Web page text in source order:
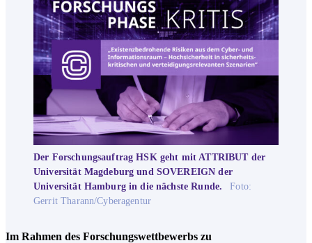
Der Forschungsauftrag HSK geht mit ATTRIBUT der
Universität Magdeburg und SOVEREIGN der
Universität Hamburg in die nächste Runde.
Foto:
Gerrit Tharann/Cyberagentur
Im Rahmen des Forschungswettbewerbs zu